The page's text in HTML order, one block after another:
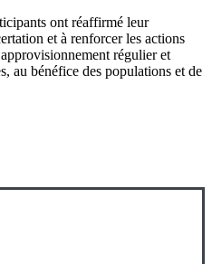
ont réaffirmé leur
et à renforcer les actions
régulier et
au bénéfice des populations et de